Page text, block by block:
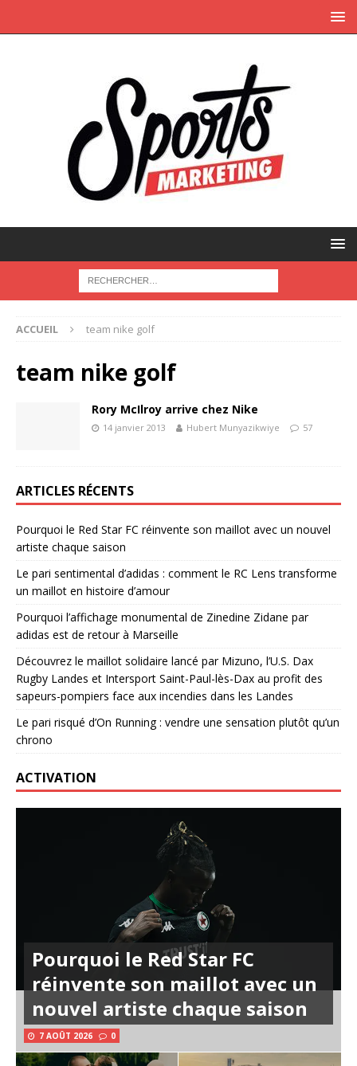
ACCUEIL team nike golf
team nike golf
Rory McIlroy arrive chez Nike
14 janvier 2013 Hubert Munyazikwiye 57
ARTICLES RÉCENTS
Pourquoi le Red Star FC réinvente son maillot avec un nouvel
artiste chaque saison
Le pari sentimental d’adidas : comment le RC Lens transforme
un maillot en histoire d’amour
Pourquoi l’affichage monumental de Zinedine Zidane par
adidas est de retour à Marseille
Découvrez le maillot solidaire lancé par Mizuno, l’U.S. Dax
Rugby Landes et Intersport Saint-Paul-lès-Dax au profit des
sapeurs-pompiers face aux incendies dans les Landes
Le pari risqué d’On Running : vendre une sensation plutôt qu’un
chrono
ACTIVATION
Pourquoi le Red Star FC
réinvente son maillot avec un
nouvel artiste chaque saison
7 AOÛT 2026 0